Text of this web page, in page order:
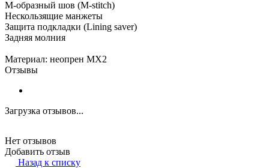
M-образный шов (M-stitch)
Нескользящие манжеты
Защита подкладки (Lining saver)
Задняя молния
Материал: неопрен MX2
Отзывы
Загрузка отзывов...
Нет отзывов
Добавить отзыв
Назад к списку